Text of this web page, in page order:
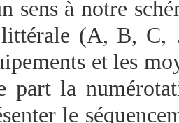
sens à notre
(A, B, C,
et les
part la
le